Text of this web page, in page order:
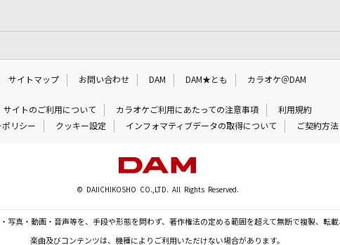
サイトマップ お問い合わせ DAM DAM★とも カラオケ＠DAM
サイトのご利用について カラオケご利用にあたっての注意事項
利用規約
リシー
クッキー設定 インフォマティブデータの取得について ご契約方法
© DAIICHIKOSHO CO.,LTD. All Rights Reserved.
写真・動画・音声等を、手段や形態を問わず、著作権法の定める範囲を超えて無断で複製、転載
楽曲及びコンテンツは、機種によりご利用いただけない場合があります。